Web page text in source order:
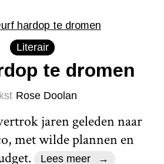
Literair
te dromen
Rose Doolan
jaren geleden naar
met wilde plannen en
Lees meer